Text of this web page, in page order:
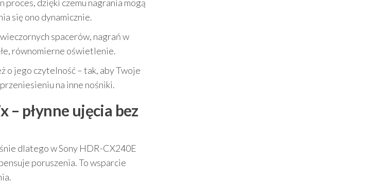
dzięki czemu nagrania mogą
się ono dynamicznie.
spacerów, nagrań w
równomierne oświetlenie.
o jego czytelność – tak, aby Twoje
na inne nośniki.
– płynne ujęcia bez
dlatego w Sony HDR-CX240E
poruszenia. To wsparcie